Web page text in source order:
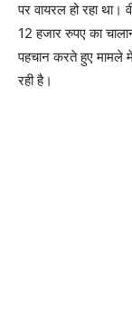
पर वायरल हो रहा था।
12 हजार रुपए का
पहचान करते हुए मामले
रही है।